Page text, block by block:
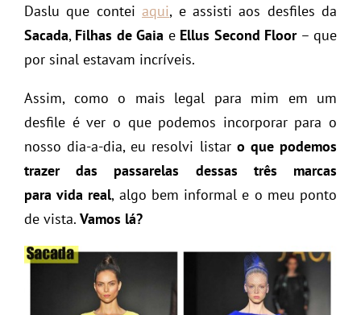
Daslu que conteiaqui, e assisti aos desfiles da
Sacada, Filhas de Gaia e Ellus Second Floor– que
por sinal estavam incríveis.
Assim, como o mais legal para mim em um
desfile é ver o que podemos incorporar para o
nosso dia-a-dia, eu resolvi listar o que podemos
trazer das passarelas dessas três marcas
para vida real, algo bem informal e o meu ponto
de vista. Vamos lá?